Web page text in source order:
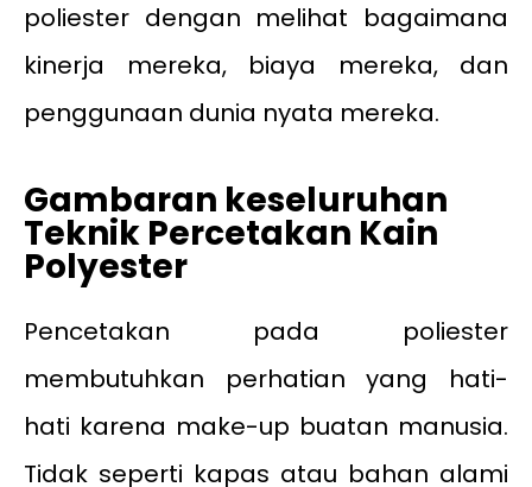
poliester dengan melihat bagaimana
kinerja mereka, biaya mereka, dan
penggunaan dunia nyata mereka.
Gambaran keseluruhan
Teknik Percetakan Kain
Polyester
Pencetakan pada poliester
membutuhkan perhatian yang hati-
hati karena make-up buatan manusia.
Tidak seperti kapas atau bahan alami